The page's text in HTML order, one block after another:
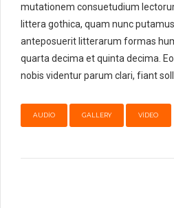
mutationem consuetudium
littera gothica, quam nunc
anteposuerit litterarum formas
quarta decima et quinta decima.
nobis videntur parum clari, fiant
AUDIO GALLERY VIDEO